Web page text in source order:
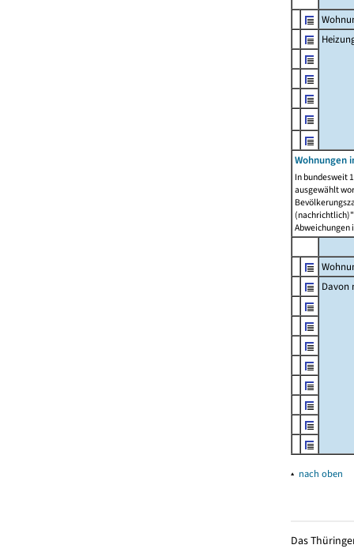
Wohnungen
In bundesweit
ausgewählt
Abweichungen
Davon
▴ nach oben
Das